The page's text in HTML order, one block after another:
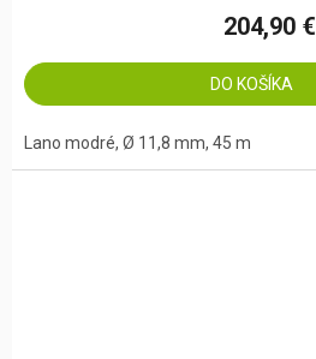
204,90 €
DO KOŠÍKA
Lano modré, Ø 11,8 mm, 45 m